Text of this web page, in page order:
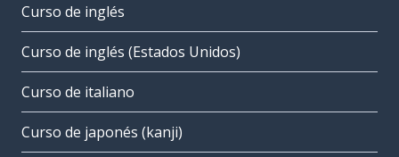
Curso de inglés
Curso de inglés (Estados Unidos)
Curso de italiano
Curso de japonés (kanji)